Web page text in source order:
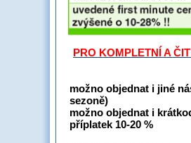
PRO KOMPLETNÍ A
možno objednat i jiné
sezoně)
možno objednat i
příplatek 10-20 %